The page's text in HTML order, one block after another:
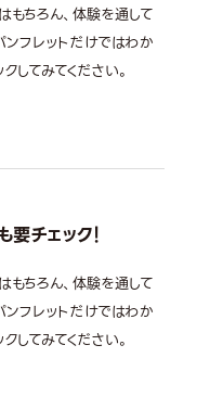
ちろん、体験を通して
ンフレットだけではわか
してみてください。
チェック！
ちろん、体験を通して
ンフレットだけではわか
してみてください。